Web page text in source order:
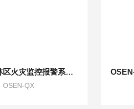
OSEN-QX林区火灾监控报警系统 森林防火气象监测站
OSEN-QX